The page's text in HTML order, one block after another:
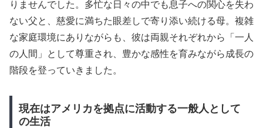
りませんでした。多忙な日々の中でも息子への関心を失わ
ない父と、慈愛に満ちた眼差しで寄り添い続ける母。複雑
な家庭環境にありながらも、彼は両親それぞれから「一人
の人間」として尊重され、豊かな感性を育みながら成長の
階段を登っていきました。
現在はアメリカを拠点に活動する一般人として
の生活